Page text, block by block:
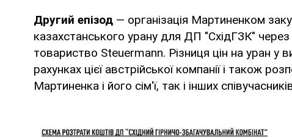
Другий епізод — організація Мартиненком
казахстанського урану для ДП "СхідГЗК"
товариство Steuermann. Різниця цін на уран у
рахунках цієї австрійської компанії і також
Мартиненка і його сім'ї, так і інших